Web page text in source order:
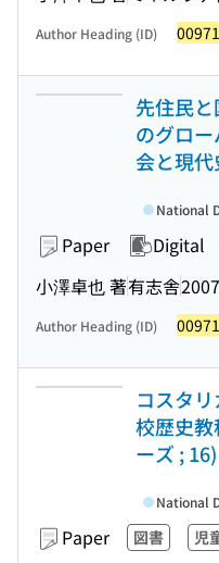
Author Heading (ID)
先住民
のグロ
会と現代
Paper Digital
小澤卓也 著有志舎
National
Author Heading (ID)
コスタ
校歴史教
ーズ ; 16)
Paper 図書 児
National